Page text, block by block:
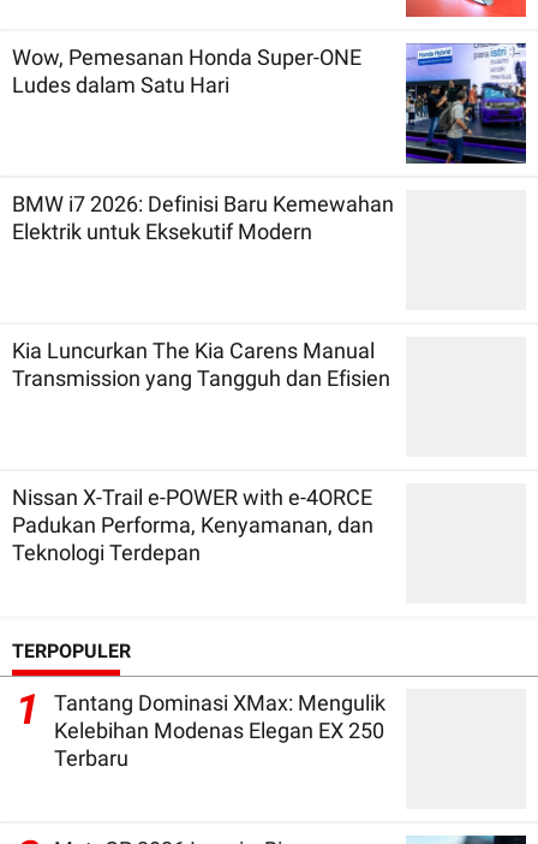
Wow, Pemesanan Honda Super-ONE
Ludes dalam Satu Hari
BMW i7 2026: Definisi Baru Kemewahan
Elektrik untuk Eksekutif Modern
Kia Luncurkan The Kia Carens Manual
Transmission yang Tangguh dan Efisien
Nissan X-Trail e-POWER with e-4ORCE
Padukan Performa, Kenyamanan, dan
Teknologi Terdepan
TERPOPULER
1
Tantang Dominasi XMax: Mengulik
Kelebihan Modenas Elegan EX 250
Terbaru